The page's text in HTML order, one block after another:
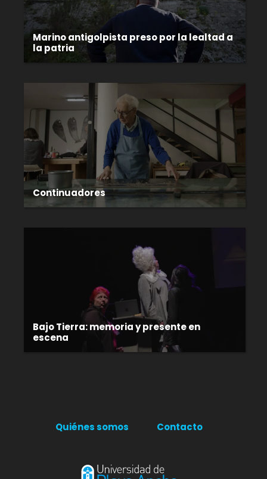
Marino antigolpista preso por la lealtad a
la patria
Continuadores
Bajo Tierra: memoria y presente en
escena
Quiénes somos Contacto